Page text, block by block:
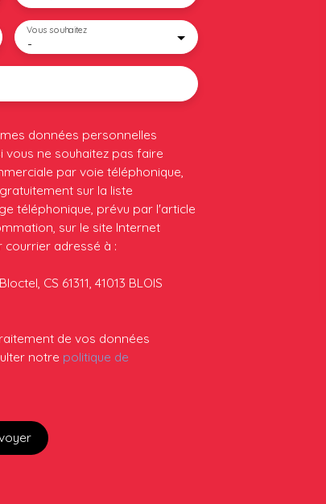
-
Vous souhaitez
données personnelles
vous ne souhaitez pas faire
par voie téléphonique,
sur la liste
téléphonique, prévu par l'article
sur le site Internet
adressé à :
CS 61311, 41013 BLOIS
de vos données
notre politique de